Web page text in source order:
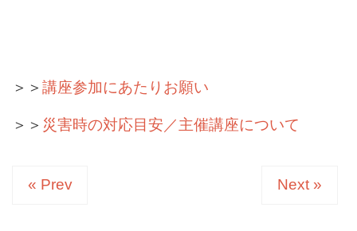
＞＞ 講座参加にあたりお願い
＞＞ 災害時の対応目安／主催講座について
« Prev Next »